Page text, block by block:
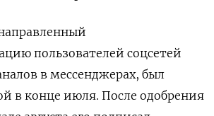
пользователей соцсетей
в мессенджерах, был
в конце июля. После одобрения